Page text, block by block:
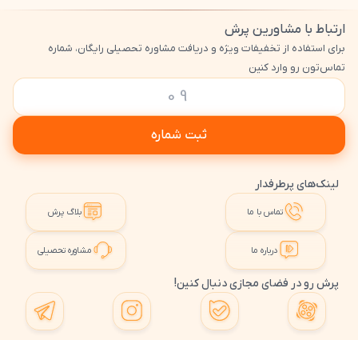
ارتباط با مشاورین پرش
برای استفاده از تخفیفات ویژه و دریافت مشاوره تحصیلی رایگان، شماره
تماس‌تون رو وارد کنین
ثبت شماره
لینک‌های پرطرفدار
تماس با ما بلاگ پرش
درباره ما مشاوره تحصیلی
پرش رو در فضای مجازی دنبال کنین!